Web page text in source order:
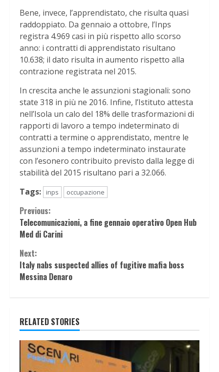
Bene, invece, l’apprendistato, che risulta quasi
raddoppiato. Da gennaio a ottobre, l’Inps
registra 4.969 casi in più rispetto allo scorso
anno: i contratti di apprendistato risultano
10.638; il dato risulta in aumento rispetto alla
contrazione registrata nel 2015.
In crescita anche le assunzioni stagionali: sono
state 318 in più ne 2016. Infine, l’Istituto attesta
nell’Isola un calo del 18% delle trasformazioni di
rapporti di lavoro a tempo indeterminato di
contratti a termine o apprendistato, mentre le
assunzioni a tempo indeterminato instaurate
con l’esonero contribuito previsto dalla legge di
stabilità del 2015 risultano pari a 32.066.
Tags:
inps occupazione
Continue
Reading
Previous:
Telecomunicazioni, a fine gennaio operativo Open Hub
Med di Carini
Next:
Italy nabs suspected allies of fugitive mafia boss
Messina Denaro
RELATED STORIES